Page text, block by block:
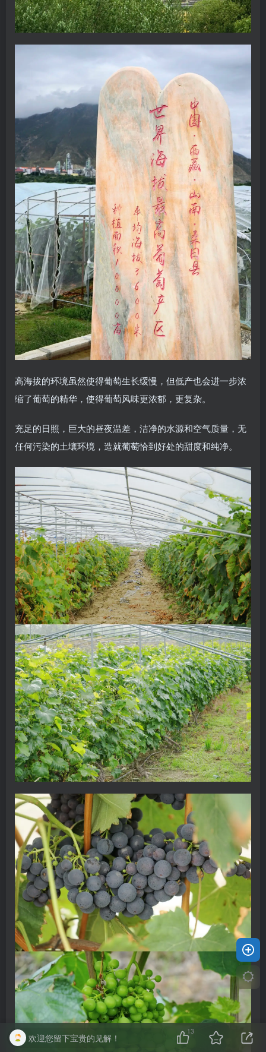
高海拔的环境虽然使得葡萄生长缓慢，但低产也会进一步浓
缩了葡萄的精华，使得葡萄风味更浓郁，更复杂。
充足的日照，巨大的昼夜温差，洁净的水源和空气质量，无
任何污染的土壤环境，造就葡萄恰到好处的甜度和纯净。
欢迎您留下宝贵的见解！
13